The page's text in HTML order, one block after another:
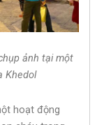
ảnh tại một
Khedol
hoạt động